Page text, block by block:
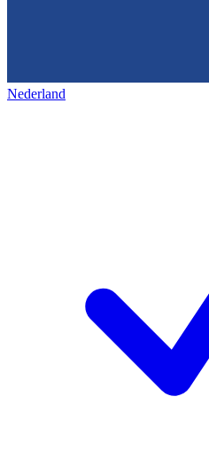
Nederland